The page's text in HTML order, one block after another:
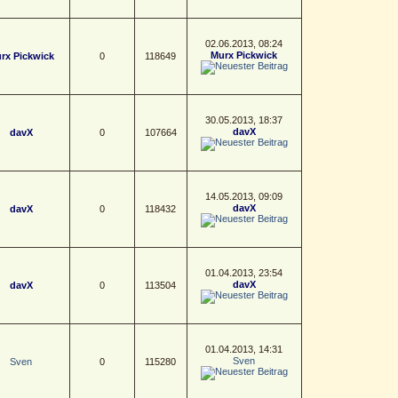
Pickwick 0 118649
02.06.2013, 08:24
Murx Pickwick
davX 0 107664
30.05.2013, 18:37
davX
davX 0 118432
14.05.2013, 09:09
davX
davX 0 113504
01.04.2013, 23:54
davX
Sven 0 115280
01.04.2013, 14:31
Sven